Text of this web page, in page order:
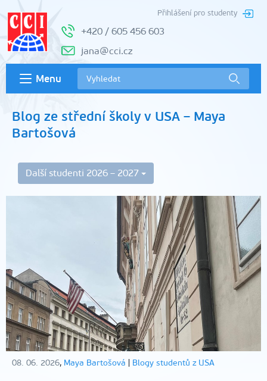
Přihlášení pro studenty
+420 / 605 456 603
jana@cci.cz
Menu
Blog ze střední školy v USA – Maya
Bartošová
Další studenti 2026 – 2027
08. 06. 2026, Maya Bartošová Blogy studentů z USA